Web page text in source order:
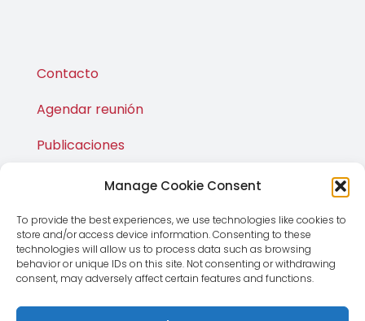
Manage Cookie Consent
To provide the best experiences, we use technologies like cookies to
store and/or access device information. Consenting to these
technologies will allow us to process data such as browsing
behavior or unique IDs on this site. Not consenting or withdrawing
consent, may adversely affect certain features and functions.
Contacto
Agendar reunión
Publicaciones